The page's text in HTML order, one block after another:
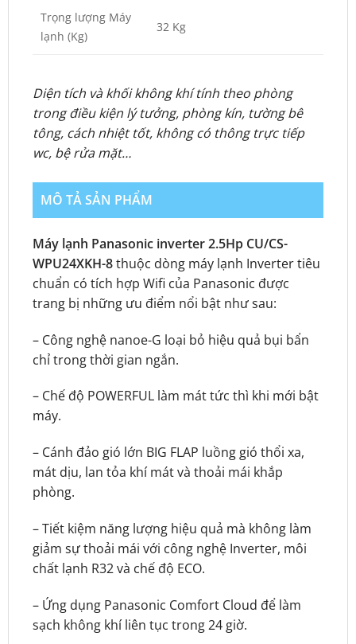
Trọng lượng Máy
lạnh (Kg)
32 Kg
Diện tích và khối không khí tính theo phòng
trong điều kiện lý tưởng, phòng kín, tường bê
tông, cách nhiệt tốt, không có thông trực tiếp
wc, bệ rửa mặt…
MÔ TẢ SẢN PHẨM
Máy lạnh Panasonic inverter 2.5Hp CU/CS-
WPU24XKH-8thuộc dòng máy lạnh Inverter tiêu
chuẩn có tích hợp Wifi của Panasonic được
trang bị những ưu điểm nổi bật như sau:
– Công nghệ nanoe-G loại bỏ hiệu quả bụi bẩn
chỉ trong thời gian ngắn.
– Chế độ POWERFUL làm mát tức thì khi mới bật
máy.
– Cánh đảo gió lớn BIG FLAP luồng gió thổi xa,
mát dịu, lan tỏa khí mát và thoải mái khắp
phòng.
– Tiết kiệm năng lượng hiệu quả mà không làm
giảm sự thoải mái với công nghệ Inverter, môi
chất lạnh R32 và chế độ ECO.
– Ứng dụng Panasonic Comfort Cloud để làm
sạch không khí liên tục trong 24 giờ.